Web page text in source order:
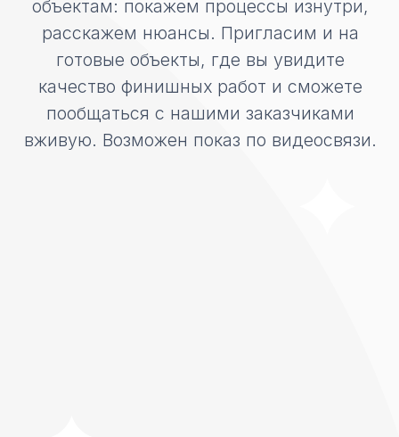
Записаться
Нажимая кнопку «Записаться» вы соглашаетесь
политикой конфиденциальности